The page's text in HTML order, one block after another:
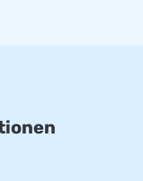
Ihre Lieblings-
Sie erhalten Ihre
Box Specials